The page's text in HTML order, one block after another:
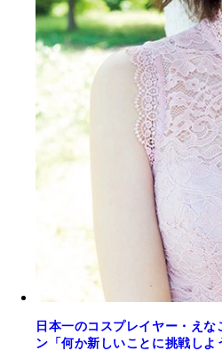
日本一のコスプレイヤー・え
ン「何か新しいことに挑戦し